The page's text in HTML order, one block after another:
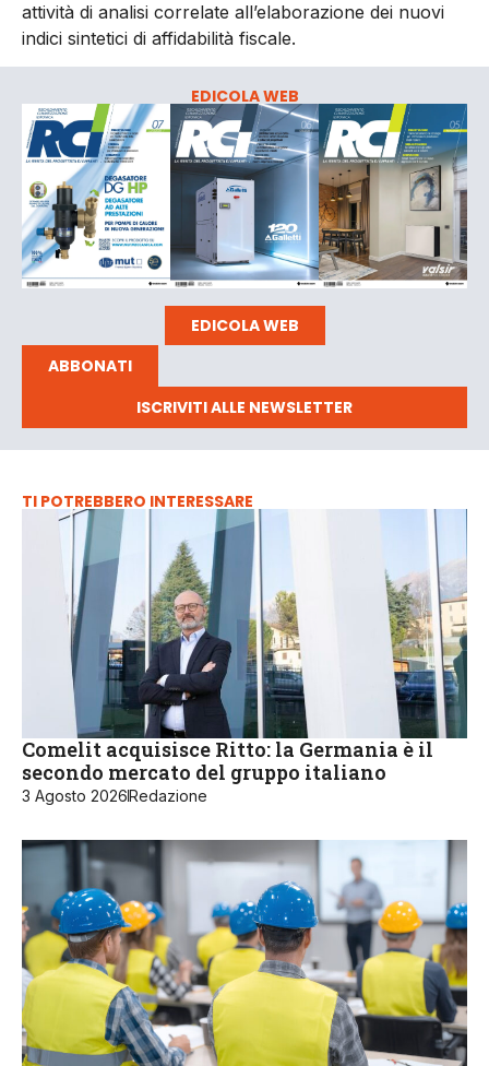
attività di analisi correlate all’elaborazione dei nuovi
indici sintetici di affidabilità fiscale.
EDICOLA WEB
EDICOLA WEB
ABBONATI
ISCRIVITI ALLE NEWSLETTER
TI POTREBBERO INTERESSARE
Comelit acquisisce Ritto: la Germania è il
secondo mercato del gruppo italiano
3 Agosto 2026Redazione